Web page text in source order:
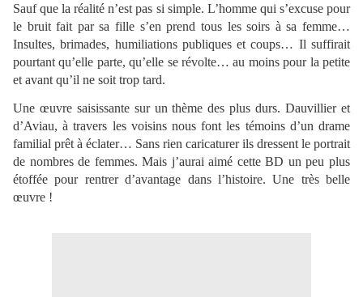
Sauf que la réalité n’est pas si simple. L’homme qui s’excuse pour
le bruit fait par sa fille s’en prend tous les soirs à sa femme…
Insultes, brimades, humiliations publiques et coups… Il suffirait
pourtant qu’elle parte, qu’elle se révolte… au moins pour la petite
et avant qu’il ne soit trop tard.
Une œuvre saisissante sur un thème des plus durs. Dauvillier et
d’Aviau, à travers les voisins nous font les témoins d’un drame
familial prêt à éclater… Sans rien caricaturer ils dressent le portrait
de nombres de femmes. Mais j’aurai aimé cette BD un peu plus
étoffée pour rentrer d’avantage dans l’histoire. Une très belle
œuvre !